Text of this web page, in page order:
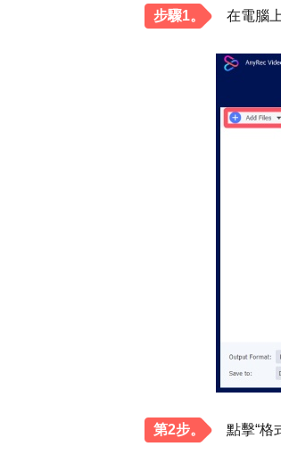
步驟1。 在電腦
第2步。 點擊“格